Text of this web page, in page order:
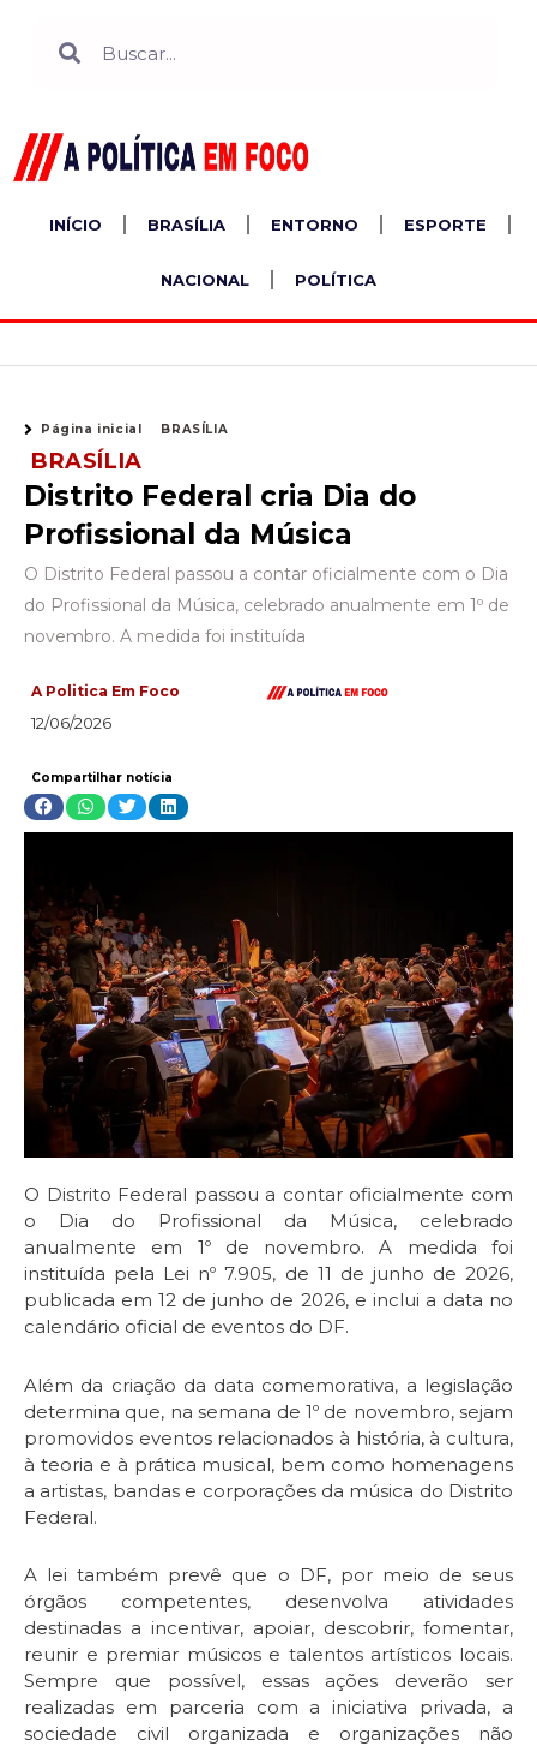
INÍCIO BRASÍLIA ENTORNO ESPORTE
NACIONAL POLÍTICA
Página inicial BRASÍLIA
BRASÍLIA
Distrito Federal cria Dia do
Profissional da Música
O Distrito Federal passou a contar oficialmente com o Dia
do Profissional da Música, celebrado anualmente em 1º de
novembro. A medida foi instituída
A Politica Em Foco
12/06/2026
Compartilhar notícia
O Distrito Federal passou a contar oficialmente com
o Dia do Profissional da Música, celebrado
anualmente em 1º de novembro. A medida foi
instituída pela Lei nº 7.905, de 11 de junho de 2026,
publicada em 12 de junho de 2026, e inclui a data no
calendário oficial de eventos do DF.
Além da criação da data comemorativa, a legislação
determina que, na semana de 1º de novembro, sejam
promovidos eventos relacionados à história, à cultura,
à teoria e à prática musical, bem como homenagens
a artistas, bandas e corporações da música do Distrito
Federal.
A lei também prevê que o DF, por meio de seus
órgãos competentes, desenvolva atividades
destinadas a incentivar, apoiar, descobrir, fomentar,
reunir e premiar músicos e talentos artísticos locais.
Sempre que possível, essas ações deverão ser
realizadas em parceria com a iniciativa privada, a
sociedade civil organizada e organizações não